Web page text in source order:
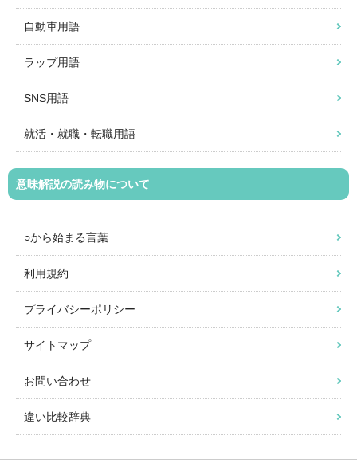
自動車用語
ラップ用語
SNS用語
就活・就職・転職用語
意味解説の読み物について
○から始まる言葉
利用規約
プライバシーポリシー
サイトマップ
お問い合わせ
違い比較辞典